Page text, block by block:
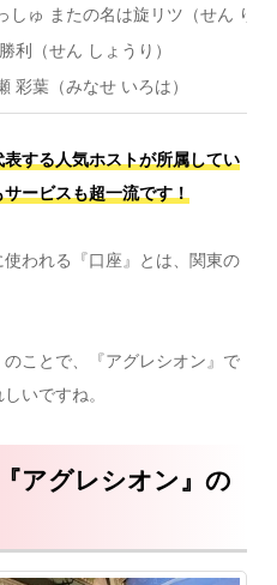
しゅ またの名は旋リツ（せん りつ
利（せん しょうり）
彩葉（みなせ いろは）
する人気ホストが所属してい
ービスも超一流です！
われる『口座』とは、関東の
ことで、『アグレシオン』で
いですね。
アグレシオン』の